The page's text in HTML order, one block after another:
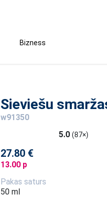
Bizness
Sieviešu
w91350
5.0 (87×)
27.80 €
13.00 p
Pakas saturs
50 ml